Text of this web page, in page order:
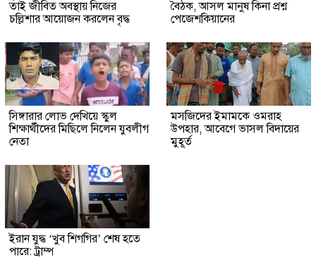
তাই জীবিত অবস্থায় নিজের
চল্লিশার আয়োজন করলেন বৃদ্ধ
বৈঠক, আসল মানুষ কিনা প্রশ্ন
পেজেশকিয়ানের
সিঙ্গারার লোভ দেখিয়ে স্কুল
শিক্ষার্থীদের মিছিলে নিলেন যুবলীগ
নেতা
মসজিদের ইমামকে ওমরাহ
উপহার, আবেগে ভাসল বিদায়ের
মুহূর্ত
ইরান যুদ্ধ ‘খুব শিগগির’ শেষ হতে
পারে: ট্রাম্প